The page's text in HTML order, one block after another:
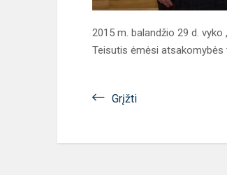
2015 m. balandžio 29 d.
Teisutis ėmėsi
Grįžti